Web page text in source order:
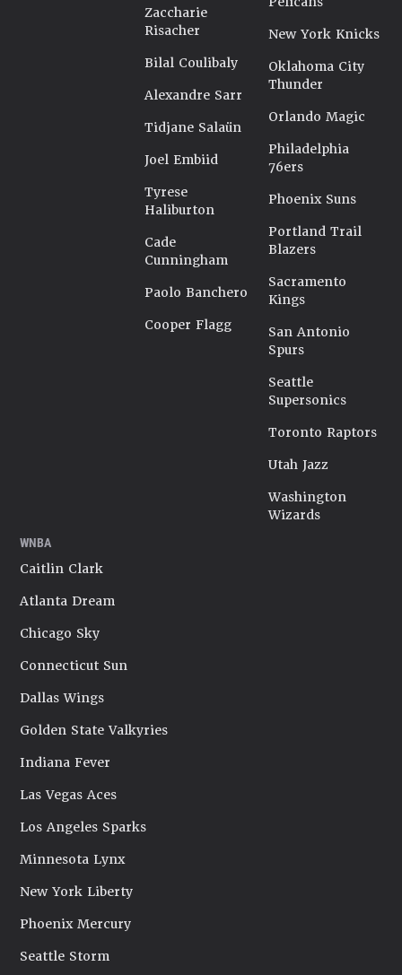
Zaccharie
Risacher
Bilal Coulibaly
Alexandre Sarr
Tidjane Salaün
Joel Embiid
Tyrese
Haliburton
Cade
Cunningham
Paolo Banchero
Cooper Flagg
New York Knicks
Oklahoma City
Thunder
Orlando Magic
Philadelphia
76ers
Phoenix Suns
Portland Trail
Blazers
Sacramento
Kings
San Antonio
Spurs
Seattle
Supersonics
Toronto Raptors
Utah Jazz
Washington
Wizards
WNBA
Caitlin Clark
Atlanta Dream
Chicago Sky
Connecticut Sun
Dallas Wings
Golden State Valkyries
Indiana Fever
Las Vegas Aces
Los Angeles Sparks
Minnesota Lynx
New York Liberty
Phoenix Mercury
Seattle Storm